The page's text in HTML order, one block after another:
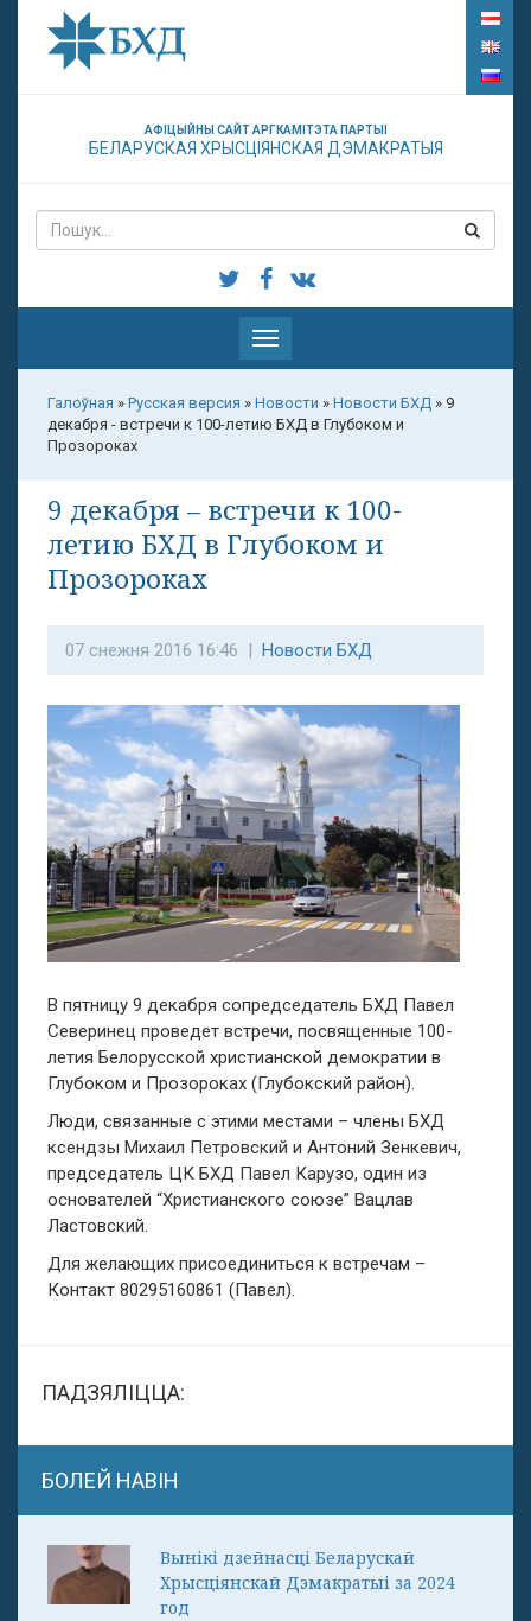
АФІЦЫЙНЫ САЙТ АРГКАМІТЭТА ПАРТЫІ
БЕЛАРУСКАЯ ХРЫСЦІЯНСКАЯ ДЭМАКРАТЫЯ
Паказаць
меню
Галоўная » Русская версия » Новости » Новости БХД » 9
декабря - встречи к 100-летию БХД в Глубоком и
Прозороках
9 декабря – встречи к 100-
летию БХД в Глубоком и
Прозороках
07 снежня 2016 16:46 | Новости БХД
В пятницу 9 декабря сопредседатель БХД Павел
Северинец проведет встречи, посвященные 100-
летия Белорусской христианской демократии в
Глубоком и Прозороках (Глубокский район).
Люди, связанные с этими местами – члены БХД
ксендзы Михаил Петровский и Антоний Зенкевич,
председатель ЦК БХД Павел Карузо, один из
основателей “Христианского союзе” Вацлав
Ластовский.
Для желающих присоединиться к встречам –
Контакт 80295160861 (Павел).
ПАДЗЯЛІЦЦА:
БОЛЕЙ НАВІН
Вынікі дзейнасці Беларускай
Хрысціянскай Дэмакратыі за 2024
год